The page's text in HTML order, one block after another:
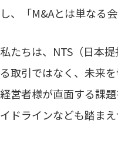
し、「M&Aとは単なる
私たちは、NTS（日本
る取引ではなく、未来
経営者様が直面する課
イドラインなども踏ま